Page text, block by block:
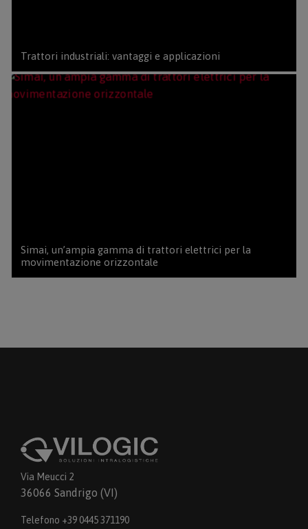
Trattori industriali: vantaggi e applicazioni
Simai, un’ampia gamma di trattori elettrici per la
movimentazione orizzontale
Via Meucci 2
36066 Sandrigo (VI)
Telefono +39 0445 371190